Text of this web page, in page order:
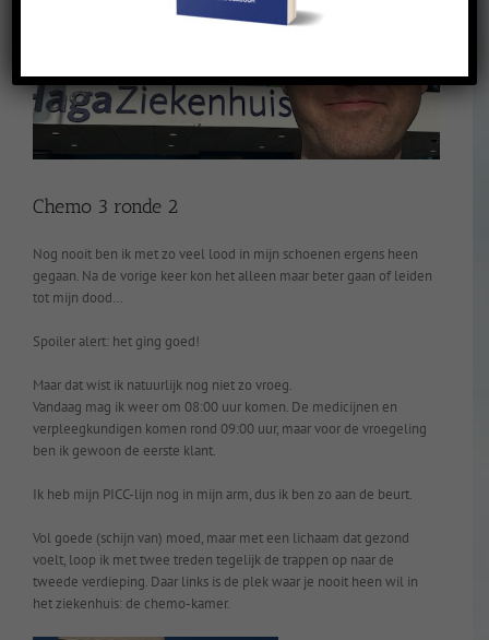
Chemo 3 ronde 2
Nog nooit ben ik met zo veel lood in mijn schoenen ergens heen
gegaan. Na de vorige keer kon het alleen maar beter gaan of leiden
tot mijn dood…
Spoiler alert: het ging goed!
Maar dat wist ik natuurlijk nog niet zo vroeg.
Vandaag mag ik weer om 08:00 uur komen. De medicijnen en
verpleegkundigen komen rond 09:00 uur, maar voor de vroegeling
ben ik gewoon de eerste klant.
Ik heb mijn PICC-lijn nog in mijn arm, dus ik ben zo aan de beurt.
Vol goede (schijn van) moed, maar met een lichaam dat gezond
voelt, loop ik met twee treden tegelijk de trappen op naar de
tweede verdieping. Daar links is de plek waar je nooit heen wil in
het ziekenhuis: de chemo-kamer.